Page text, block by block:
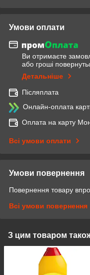
Умови оплати
Ви отримаєте
або гроші
Детальніше
Післяплата
Онлайн-оплата
Оплата на карту
Всі умови оплати
Умови повернення
Повернення товару
Всі умови повернення
З цим товаром